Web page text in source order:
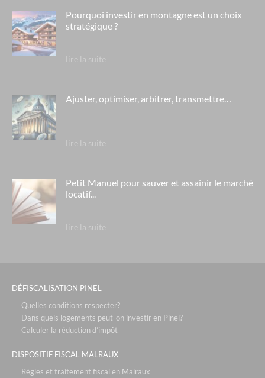
Pourquoi investir en montagne est un choix
stratégique ?
lire la suite
Ajuster, optimiser, arbitrer, transmettre…
lire la suite
Petit Manuel pour sauver et assainir le marché
locatif...
lire la suite
DÉFISCALISATION PINEL
Quelles conditions respecter?
Dans quels logements peut-on investir en Pinel?
Calculer la réduction d’impôt
DISPOSITIF FISCAL MALRAUX
Règles et traitement fiscal en Malraux